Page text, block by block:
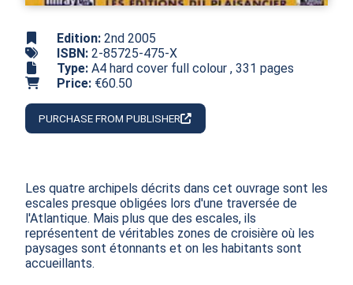
Edition: 2nd 2005
ISBN: 2-85725-475-X
Type: A4 hard cover full colour , 331 pages
Price: €60.50
PURCHASE FROM PUBLISHER
Les quatre archipels décrits dans cet ouvrage sont les
escales presque obligées lors d'une traversée de
l'Atlantique. Mais plus que des escales, ils
représentent de véritables zones de croisière où les
paysages sont étonnants et on les habitants sont
accueillants.